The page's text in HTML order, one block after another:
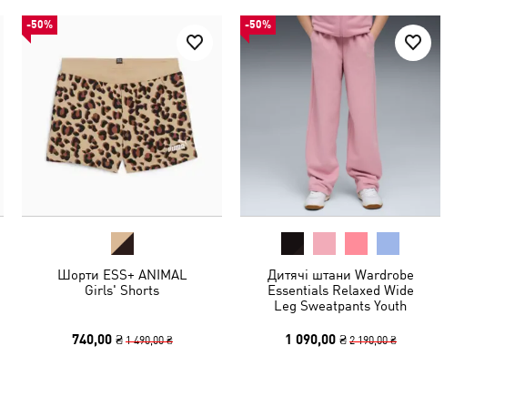
-50%
Шорти ESS+ ANIMAL
Girls' Shorts
740,00 ₴ 1 490,00 ₴
-50%
Дитячі штани Wardrobe
Essentials Relaxed Wide
Leg Sweatpants Youth
1 090,00 ₴ 2 190,00 ₴